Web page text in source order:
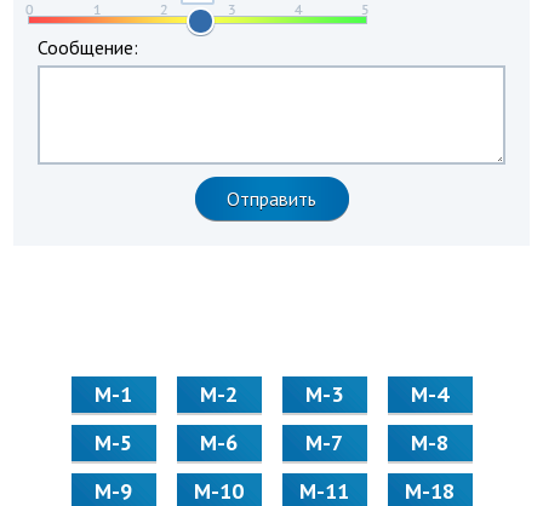
Сообщение:
М-1 М-2 М-3
М-4
М-5
М-6 М-7
М-8
М-9
М-10 М-11
М-18